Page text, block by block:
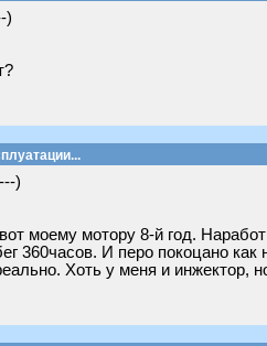
)
)
моему мотору 8-й год.
360часов. И перо покоцано
Хоть у меня и инжектор,